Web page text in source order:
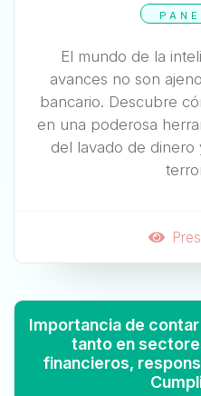
El mundo de la
avances no son
bancario. Descubre
en una poderosa
del lavado de dinero
Importancia de
tanto en
financieros,